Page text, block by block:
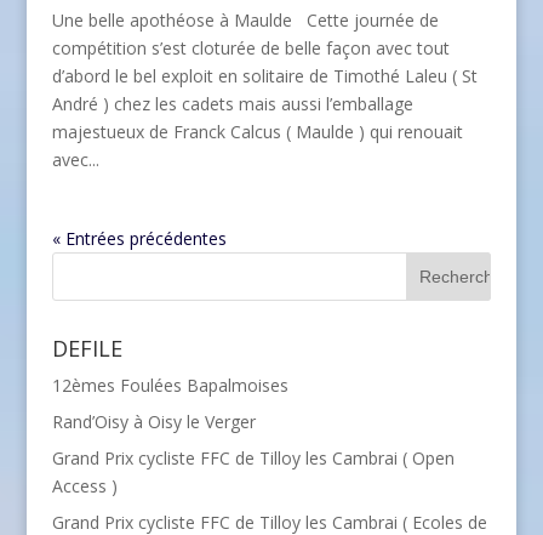
Une belle apothéose à Maulde Cette journée de
compétition s’est cloturée de belle façon avec tout
d’abord le bel exploit en solitaire de Timothé Laleu ( St
André ) chez les cadets mais aussi l’emballage
majestueux de Franck Calcus ( Maulde ) qui renouait
avec...
« Entrées précédentes
DEFILE
12èmes Foulées Bapalmoises
Rand’Oisy à Oisy le Verger
Grand Prix cycliste FFC de Tilloy les Cambrai ( Open
Access )
Grand Prix cycliste FFC de Tilloy les Cambrai ( Ecoles de